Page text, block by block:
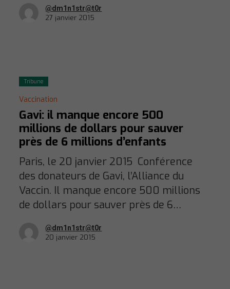
@dm1n1str@t0r
27 janvier 2015
Tribune
Vaccination
Gavi: il manque encore 500
millions de dollars pour sauver
près de 6 millions d’enfants
Paris, le 20 janvier 2015 Conférence
des donateurs de Gavi, l’Alliance du
Vaccin. Il manque encore 500 millions
de dollars pour sauver près de 6…
@dm1n1str@t0r
20 janvier 2015